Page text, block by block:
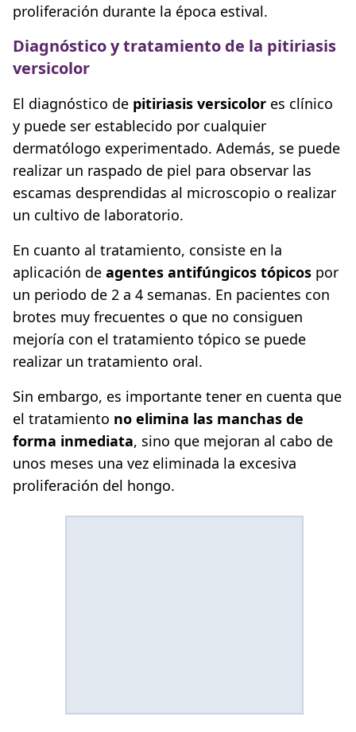
proliferación durante la época estival.
Diagnóstico y tratamiento de la pitiriasis
versicolor
El diagnóstico de pitiriasis versicolor es clínico
y puede ser establecido por cualquier
dermatólogo experimentado. Además, se puede
realizar un raspado de piel para observar las
escamas desprendidas al microscopio o realizar
un cultivo de laboratorio.
En cuanto al tratamiento, consiste en la
aplicación de agentes antifúngicos tópicos por
un periodo de 2 a 4 semanas. En pacientes con
brotes muy frecuentes o que no consiguen
mejoría con el tratamiento tópico se puede
realizar un tratamiento oral.
Sin embargo, es importante tener en cuenta que
el tratamiento no elimina las manchas de
forma inmediata, sino que mejoran al cabo de
unos meses una vez eliminada la excesiva
proliferación del hongo.